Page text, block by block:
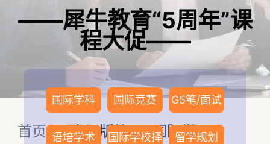
——犀牛教育“5周年”课
程大促——
国际学科 国际竞赛 G5笔/面试
语培学术
国际学校择
留学规划
首页>资讯版块>国际学